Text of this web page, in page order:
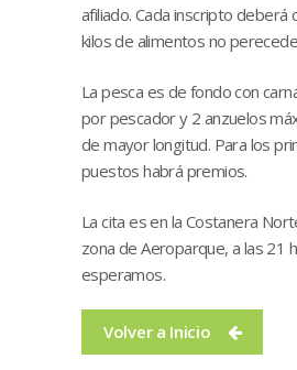
afiliado. Cada inscripto deberá
kilos de alimentos no
La pesca es de fondo con
por pescador y 2 anzuelos
de mayor longitud. Para los
puestos habrá premios.
La cita es en la Costanera
zona de Aeroparque, a las 21
esperamos.
Volver a Inicio